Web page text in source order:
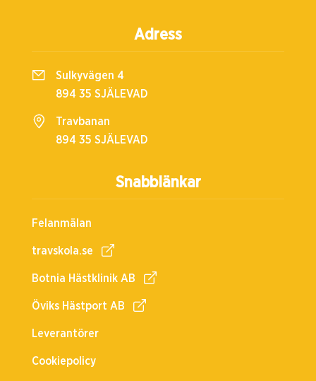
Snabblänkar
Felanmälan
travskola.se
Botnia Hästklinik AB
Öviks Hästport AB
Leverantörer
Cookiepolicy
Adress
Sulkyvägen 4
894 35 SJÄLEVAD
Travbanan
894 35 SJÄLEVAD